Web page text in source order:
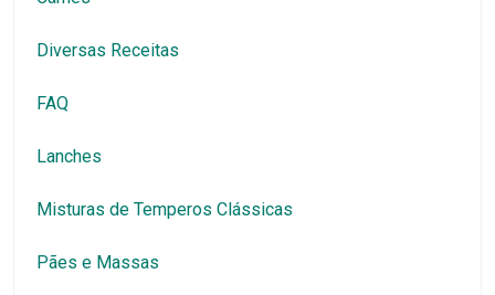
Diversas Receitas
FAQ
Lanches
Misturas de Temperos Clássicas
Pães e Massas